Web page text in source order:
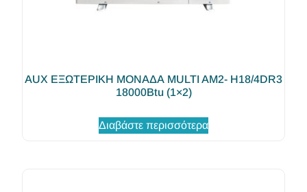
AUX ΕΞΩΤΕΡΙΚΗ ΜΟΝΑΔΑ MULTI AM2- H18/4DR3
18000Btu (1×2)
Διαβάστε περισσότερα